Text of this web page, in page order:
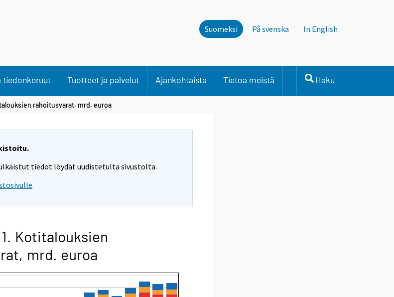
Suomeksi På svenska In English
tiedonkeruut Tuotteet ja palvelut Ajankohtaista Tietoa meistä Haku
rahoitusvarat, mrd. euroa
tiedot löydät uudistetulta sivustolta.
Kotitalouksien
mrd. euroa